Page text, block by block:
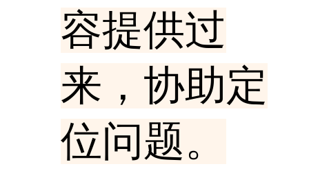
容提供过
来，协助定
位问题。